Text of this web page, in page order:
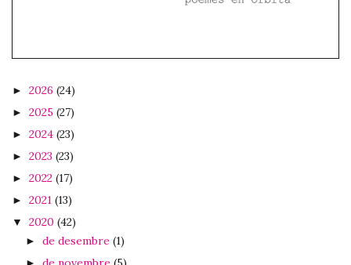
► 2026 (24)
► 2025 (27)
► 2024 (23)
► 2023 (23)
► 2022 (17)
► 2021 (13)
▼ 2020 (42)
► de desembre (1)